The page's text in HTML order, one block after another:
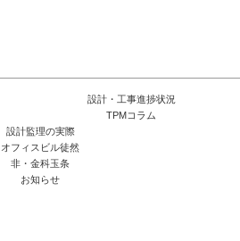
設計・工事進捗状況
TPMコラム
設計監理の実際
オフィスビル徒然
非・金科玉条
お知らせ